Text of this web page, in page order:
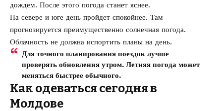
дождем. После этого погода станет яснее.
На севере и юге день пройдет спокойнее. Там
прогнозируется преимущественно солнечная погода.
Облачность не должна испортить планы на день.
Для точного планирования поездок лучше
проверять обновления утром. Летняя погода может
меняться быстрее обычного.
Как одеваться сегодня в
Молдове